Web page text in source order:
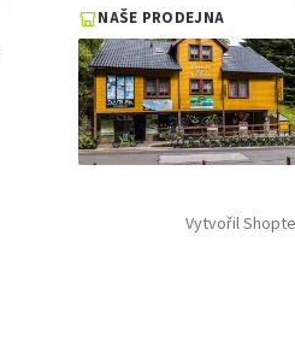
NAŠE PRODEJNA
Vytvořil